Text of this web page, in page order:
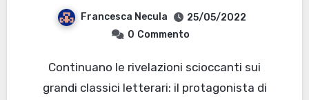
Francesca Necula
25/05/2022
0 Commento
Continuano le rivelazioni scioccanti sui
grandi classici letterari: il protagonista di